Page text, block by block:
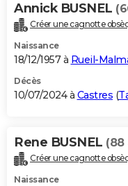
Annick BUSNEL
Créer une cagnotte
Naissance
18/12/1957 à Rueil-
Décès
10/07/2024 à Castres (
Rene BUSNEL (88
Créer une cagnotte
Naissance